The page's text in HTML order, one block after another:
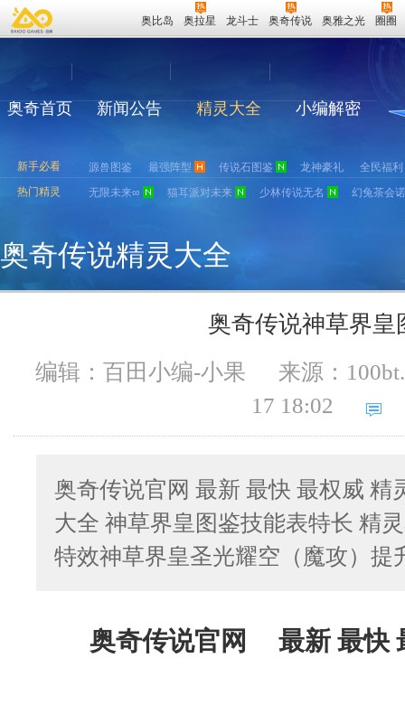
奥比岛 奥拉星 龙斗士 奥奇传说 奥雅之光 圈圈
奥奇首页 新闻公告 精灵大全 小编解密
新手必看 源兽图鉴 最强阵型 传说石图鉴 龙神豪礼
全民福利
热门精灵
无限未来∞ 猫耳派对未来 少林传说无名 幻兔茶会
奥奇传说精灵大全
奥奇传说神草界皇
编辑：百田小编-小果 来源：
17 18:02
奥奇传说官网 最新 最快 最权威 精
大全 神草界皇图鉴技能表特长 精
特效神草界皇圣光耀空（魔攻）提
奥奇传说官网 最新 最快